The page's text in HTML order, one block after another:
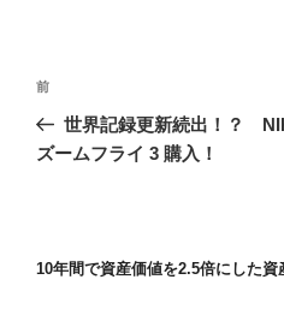
投
ナ
シ
前
の
投
前
世界記録更新続出！？
ズームフライ 3 購入！
10年間で資産価値を2.5倍にした資